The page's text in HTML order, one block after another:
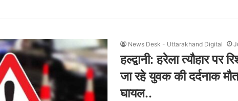
News Desk - Uttarakhand Digital
हल्द्वानी: हरेला त्यौहार पर
जा रहे युवक की दर्दनाक
घायल..